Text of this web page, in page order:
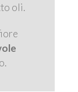
oli.